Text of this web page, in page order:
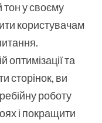
у своєму
користувачам
та
сторінок, ви
роботу
і покращити